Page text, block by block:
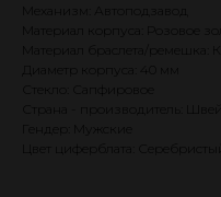
Материал корпуса: Розовое
Материал браслета/ремешка:
Диаметр корпуса: 40 мм
Стекло: Сапфировое
Гендер: Мужские
Цвет циферблата: Серебристый